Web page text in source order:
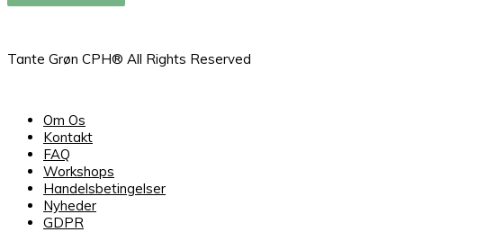
Tante Grøn CPH® All Rights Reserved
Om Os
Kontakt
FAQ
Workshops
Handelsbetingelser
Nyheder
GDPR